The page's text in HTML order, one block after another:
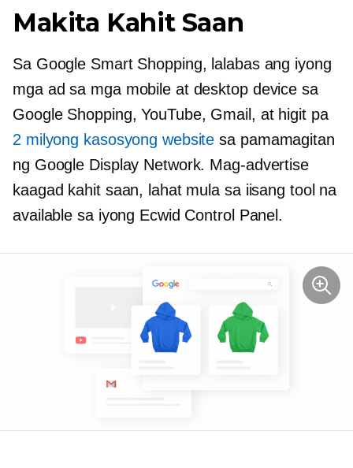
Makita Kahit Saan
Sa Google Smart Shopping, lalabas ang iyong
mga ad sa mga mobile at desktop device sa
Google Shopping, YouTube, Gmail, at higit pa
2 milyong kasosyong website sa pamamagitan
ng Google Display Network. Mag-advertise
kaagad kahit saan, lahat mula sa iisang tool na
available sa iyong Ecwid Control Panel.